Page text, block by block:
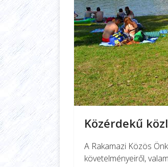
Közérdekű
A Rakamazi Közös
követelményeiről,